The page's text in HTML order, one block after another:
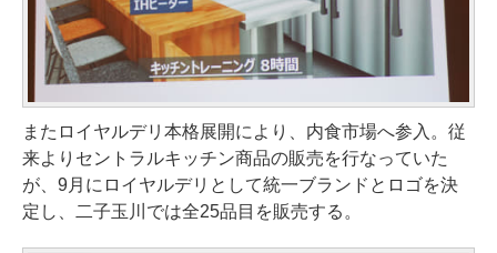
またロイヤルデリ本格展開により、内食市場へ参入。従
来よりセントラルキッチン商品の販売を行なっていた
が、9月にロイヤルデリとして統一ブランドとロゴを決
定し、二子玉川では全25品目を販売する。